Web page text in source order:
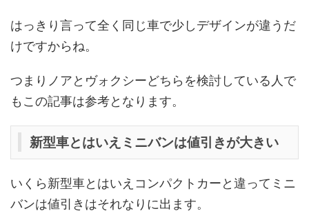
はっきり言って全く同じ車で少しデザインが違うだ
けですからね。
つまりノアとヴォクシーどちらを検討している人で
もこの記事は参考となります。
新型車とはいえミニバンは値引きが大きい
いくら新型車とはいえコンパクトカーと違ってミニ
バンは値引きはそれなりに出ます。